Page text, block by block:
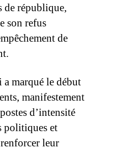
de république,
son refus
de
marqué le début
manifestement
d’intensité
politiques et
leur